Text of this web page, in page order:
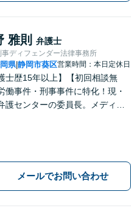
雅則 弁護士
事ディフェンダー法律事務所
県|静岡市葵区営業時間：本日定休日
士歴15年以上】【初回相談無
働事件・刑事事件に特化！現・
護センターの委員長。メディア
メールでお問い合わせ